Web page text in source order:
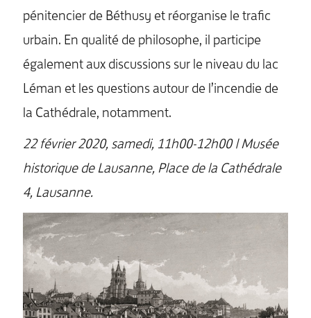
pénitencier de Béthusy et réorganise le trafic
urbain. En qualité de philosophe, il participe
également aux discussions sur le niveau du lac
Léman et les questions autour de l’incendie de
la Cathédrale, notamment.
22 février 2020, samedi, 11h00-12h00 | Musée
historique de Lausanne, Place de la Cathédrale
4, Lausanne.